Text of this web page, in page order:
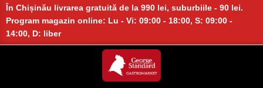
În Chișinău livrarea gratuită de la 990 lei, suburbiile - 90 lei.
Program magazin online: Lu - Vi: 09:00 - 18:00, S: 09:00 -
14:00, D: liber